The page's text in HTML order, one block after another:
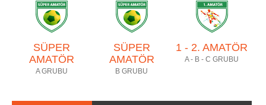
SÜPER
AMATÖR
A GRUBU
SÜPER
AMATÖR
B GRUBU
1 - 2. AMATÖR
A - B - C GRUBU